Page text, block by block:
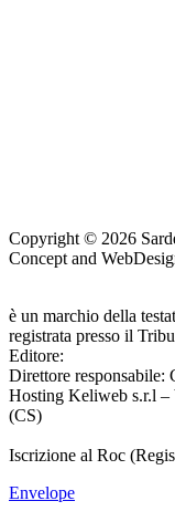
Copyright © 2026
Concept and
è un marchio della
registrata presso il
Editore:
Direttore responsabile:
Hosting Keliweb s.r.l –
(CS)
Iscrizione al Roc
Envelope